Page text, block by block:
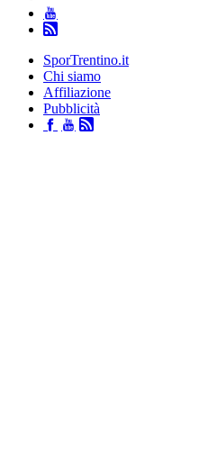
SporTrentino.it
Chi siamo
Affiliazione
Pubblicità